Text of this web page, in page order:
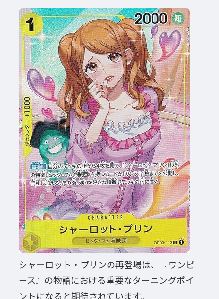
シャーロット・プリンの再登場は、『ワンピ
ース』の物語における重要なターニングポイ
ントになると期待されています。